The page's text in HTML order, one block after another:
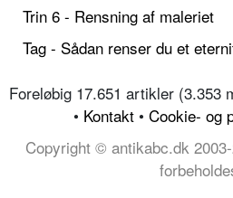
Trin 6 - Rensning af maleriet
Tag - Sådan renser du et
Foreløbig 17.651 artikler (3.353
• Kontakt • Cookie- og
Copyright © antikabc.dk